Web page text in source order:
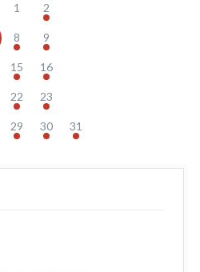
1 2
8 9
15 16
22 23
29 30 31